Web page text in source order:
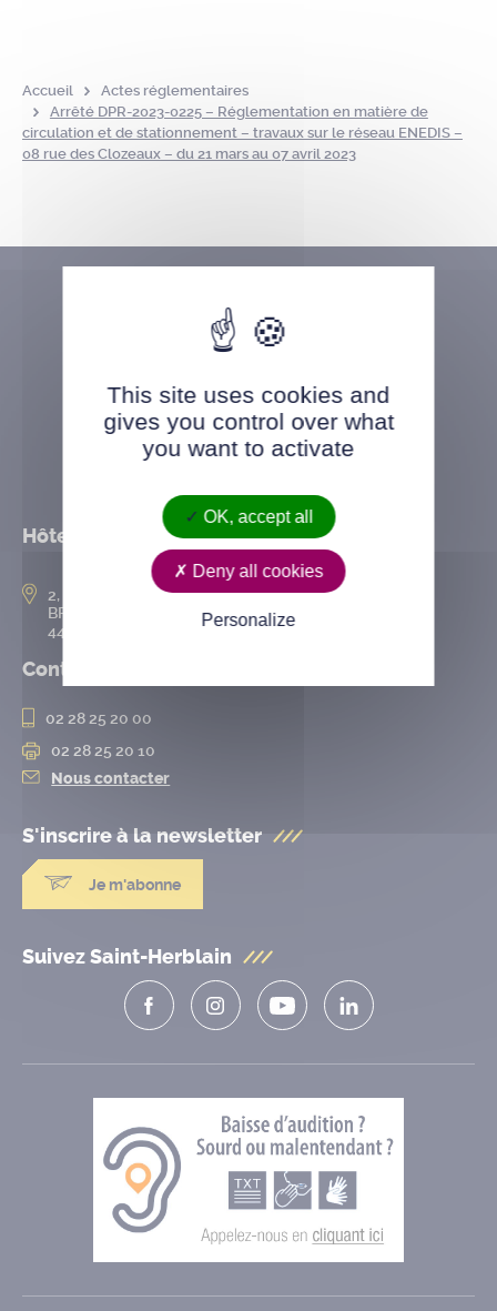
Accueil
Actes réglementaires
Arrêté DPR-2023-0225 – Réglementation en matière de
circulation et de stationnement – travaux sur le réseau ENEDIS –
08 rue des Clozeaux – du 21 mars au 07 avril 2023
Hôtel de ville
2, rue de l’Hôtel-de-Ville
BP 50167
44802 Saint-Herblain cedex
Contact
02 28 25 20 00
02 28 25 20 10
Nous contacter
S'inscrire à la newsletter
Je m'abonne
Suivez Saint-Herblain
This site uses cookies and
gives you control over what
you want to activate
OK, accept all
Deny all cookies
Personalize